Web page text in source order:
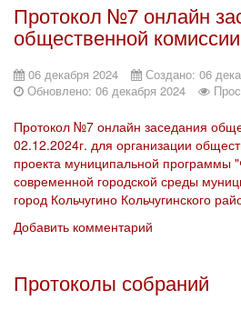
Протокол №7 онлайн
общественной комиссии
06 декабря 2024
Создано: 06
Обновлено: 06 декабря 2024
Протокол №7 онлайн заседания
02.12.2024г. для организации
проекта муниципальной программы
современной городской среды
город Кольчугино Кольчугинского
Добавить комментарий
Протоколы собраний